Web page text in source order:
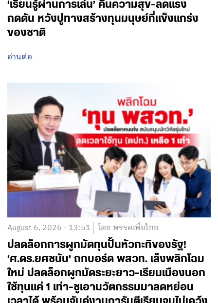
‘เรียนรู้ผ่านการเล่น’ คืนความสุข-ลดแรง
กดดัน หวังปูทางสร้างทุนมนุษย์ที่แข็งแกร่ง
ของชาติ
อ่านต่อ
August 6, 2026 - 13:51 โดย พรรคเพื่อไทย
ปลดล็อกการผูกมัดทุนปั้นหัวกะทิของรัฐ!
‘ศ.ดร.ยศชนัน’ ถกบอร์ด พสวท. เล็งพลิกโฉม
ใหม่ ปลดล็อกผูกมัดระยะยาว-เรียนเมืองนอก
ใช้ทุนแค่ 1 เท่า-ชูเอานวัตกรรมมาลดหย่อน